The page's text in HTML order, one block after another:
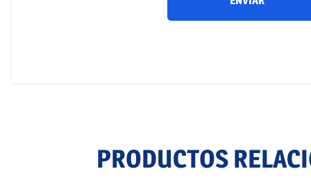
PRODUCTOS